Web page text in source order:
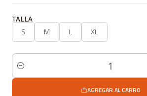
TALLA
S M L XL
Cantidad
AGREGAR AL CARRO